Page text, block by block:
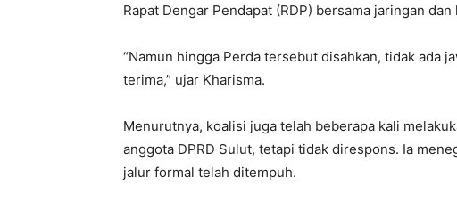
Rapat Dengar Pendapat (RDP) bersama jaringan
‎“Namun hingga Perda tersebut disahkan, tidak ada
terima,” ujar Kharisma.
‎Menurutnya, koalisi juga telah beberapa kali
anggota DPRD Sulut, tetapi tidak direspons. Ia
jalur formal telah ditempuh.